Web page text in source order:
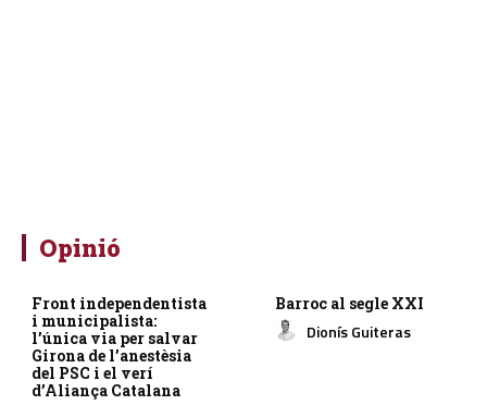
Opinió
Front independentista
i municipalista:
l’única via per salvar
Girona de l’anestèsia
del PSC i el verí
d’Aliança Catalana
Barroc al segle XXI
Dionís Guiteras